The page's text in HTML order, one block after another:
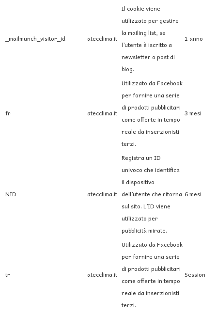
_mailmunch_visitor_id atecclima.it
Il cookie viene
utilizzato per gestire
la mailing list, se
l’utente è iscritto a
newsletter o post di
blog.
1 anno
fr atecclima.it
Utilizzato da Facebook
per fornire una serie
di prodotti pubblicitari
come offerte in tempo
reale da inserzionisti
terzi.
3 mesi
NID atecclima.it
Registra un ID
univoco che identifica
il dispositivo
dell’utente che ritorna
sul sito. L’ID viene
utilizzato per
pubblicità mirate.
6 mesi
tr atecclima.it
Utilizzato da Facebook
per fornire una serie
di prodotti pubblicitari
come offerte in tempo
reale da inserzionisti
terzi.
Session